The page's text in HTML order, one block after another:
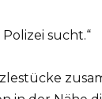
sucht.“